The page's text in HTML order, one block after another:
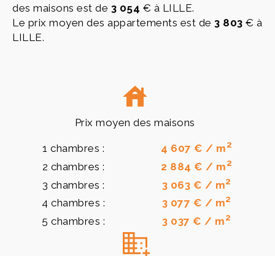
des maisons est de 3 054 € à LILLE.
Le prix moyen des appartements est de 3 803 € à
LILLE.
Prix moyen des maisons
1 chambres : 4 607 € / m2
2 chambres : 2 884 € / m2
3 chambres : 3 063 € / m2
4 chambres : 3 077 € / m2
5 chambres : 3 037 € / m2